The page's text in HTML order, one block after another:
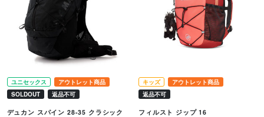
ユニセックス
アウトレット商品
SOLDOUT
返品不可
デュカン スパイン 28-35 クラシック
キッズ
アウトレット商品
返品不可
フィルスト ジップ 16